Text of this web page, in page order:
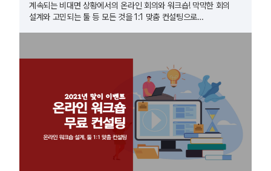
계속되는 비대면 상황에서의 온라인 회의와 워크숍! 막막한 회의
설계와 고민되는 툴 등 모든 것을 1:1 맞춤 컨설팅으로